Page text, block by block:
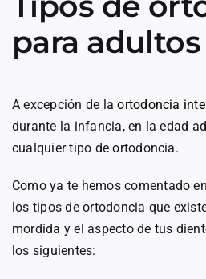
para adultos
A excepción de laortodoncia
durante la infancia, en la edad
cualquier tipo de ortodoncia.
Como ya te hemos comentado
los tipos de ortodoncia que
mordida y el aspecto de tus
los siguientes: